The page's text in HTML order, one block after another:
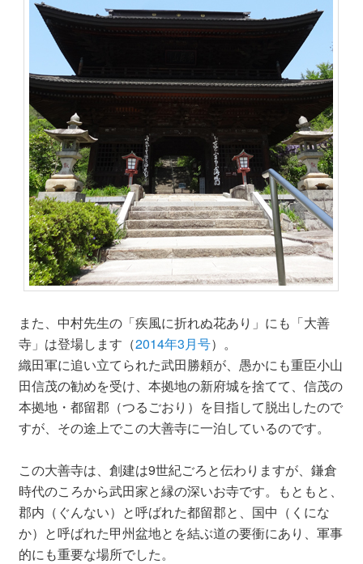
また、中村先生の「疾風に折れぬ花あり」にも「大善
寺」は登場します（2014年3月号）。
織田軍に追い立てられた武田勝頼が、愚かにも重臣小山
田信茂の勧めを受け、本拠地の新府城を捨てて、信茂の
本拠地・都留郡（つるごおり）を目指して脱出したので
すが、その途上でこの大善寺に一泊しているのです。
この大善寺は、創建は9世紀ごろと伝わりますが、鎌倉
時代のころから武田家と縁の深いお寺です。もともと、
郡内（ぐんない）と呼ばれた都留郡と、国中（くにな
か）と呼ばれた甲州盆地とを結ぶ道の要衝にあり、軍事
的にも重要な場所でした。